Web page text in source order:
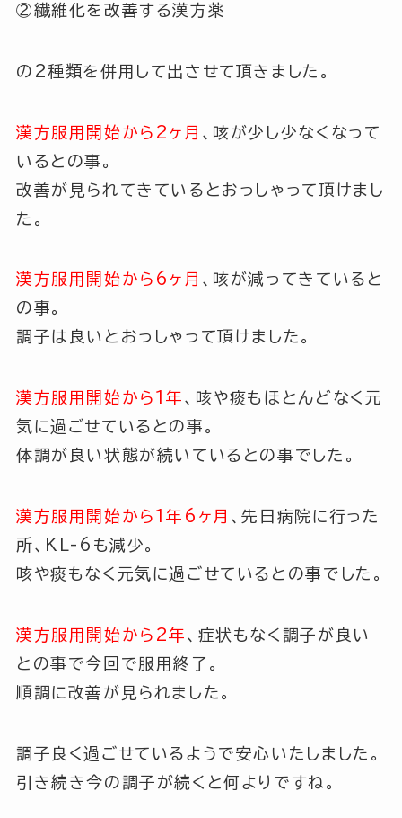
②繊維化を改善する漢方薬
の2種類を併用して出させて頂きました。
漢方服用開始から2ヶ月 、咳が少し少なくなって
いるとの事。
改善が見られてきているとおっしゃって頂けまし
た。
漢方服用開始から6ヶ月 、咳が減ってきていると
の事。
調子は良いとおっしゃって頂けました。
漢方服用開始から1年 、咳や痰もほとんどなく元
気に過ごせているとの事。
体調が良い状態が続いているとの事でした。
漢方服用開始から1年6ヶ月 、先日病院に行った
所、
KL-6も減少。
咳や痰もなく元気に過ごせているとの事でした。
漢方服用開始から2年 、症状もなく調子が良い
との事で今回で服用終了。
順調に改善が見られました。
調子良く過ごせているようで安心いたしました。
引き続き今の調子が続くと何よりですね。